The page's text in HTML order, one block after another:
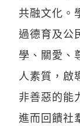
共融文化。
過德育及公
學、關愛、
人素質，啟
非善惡的能
進而回饋社